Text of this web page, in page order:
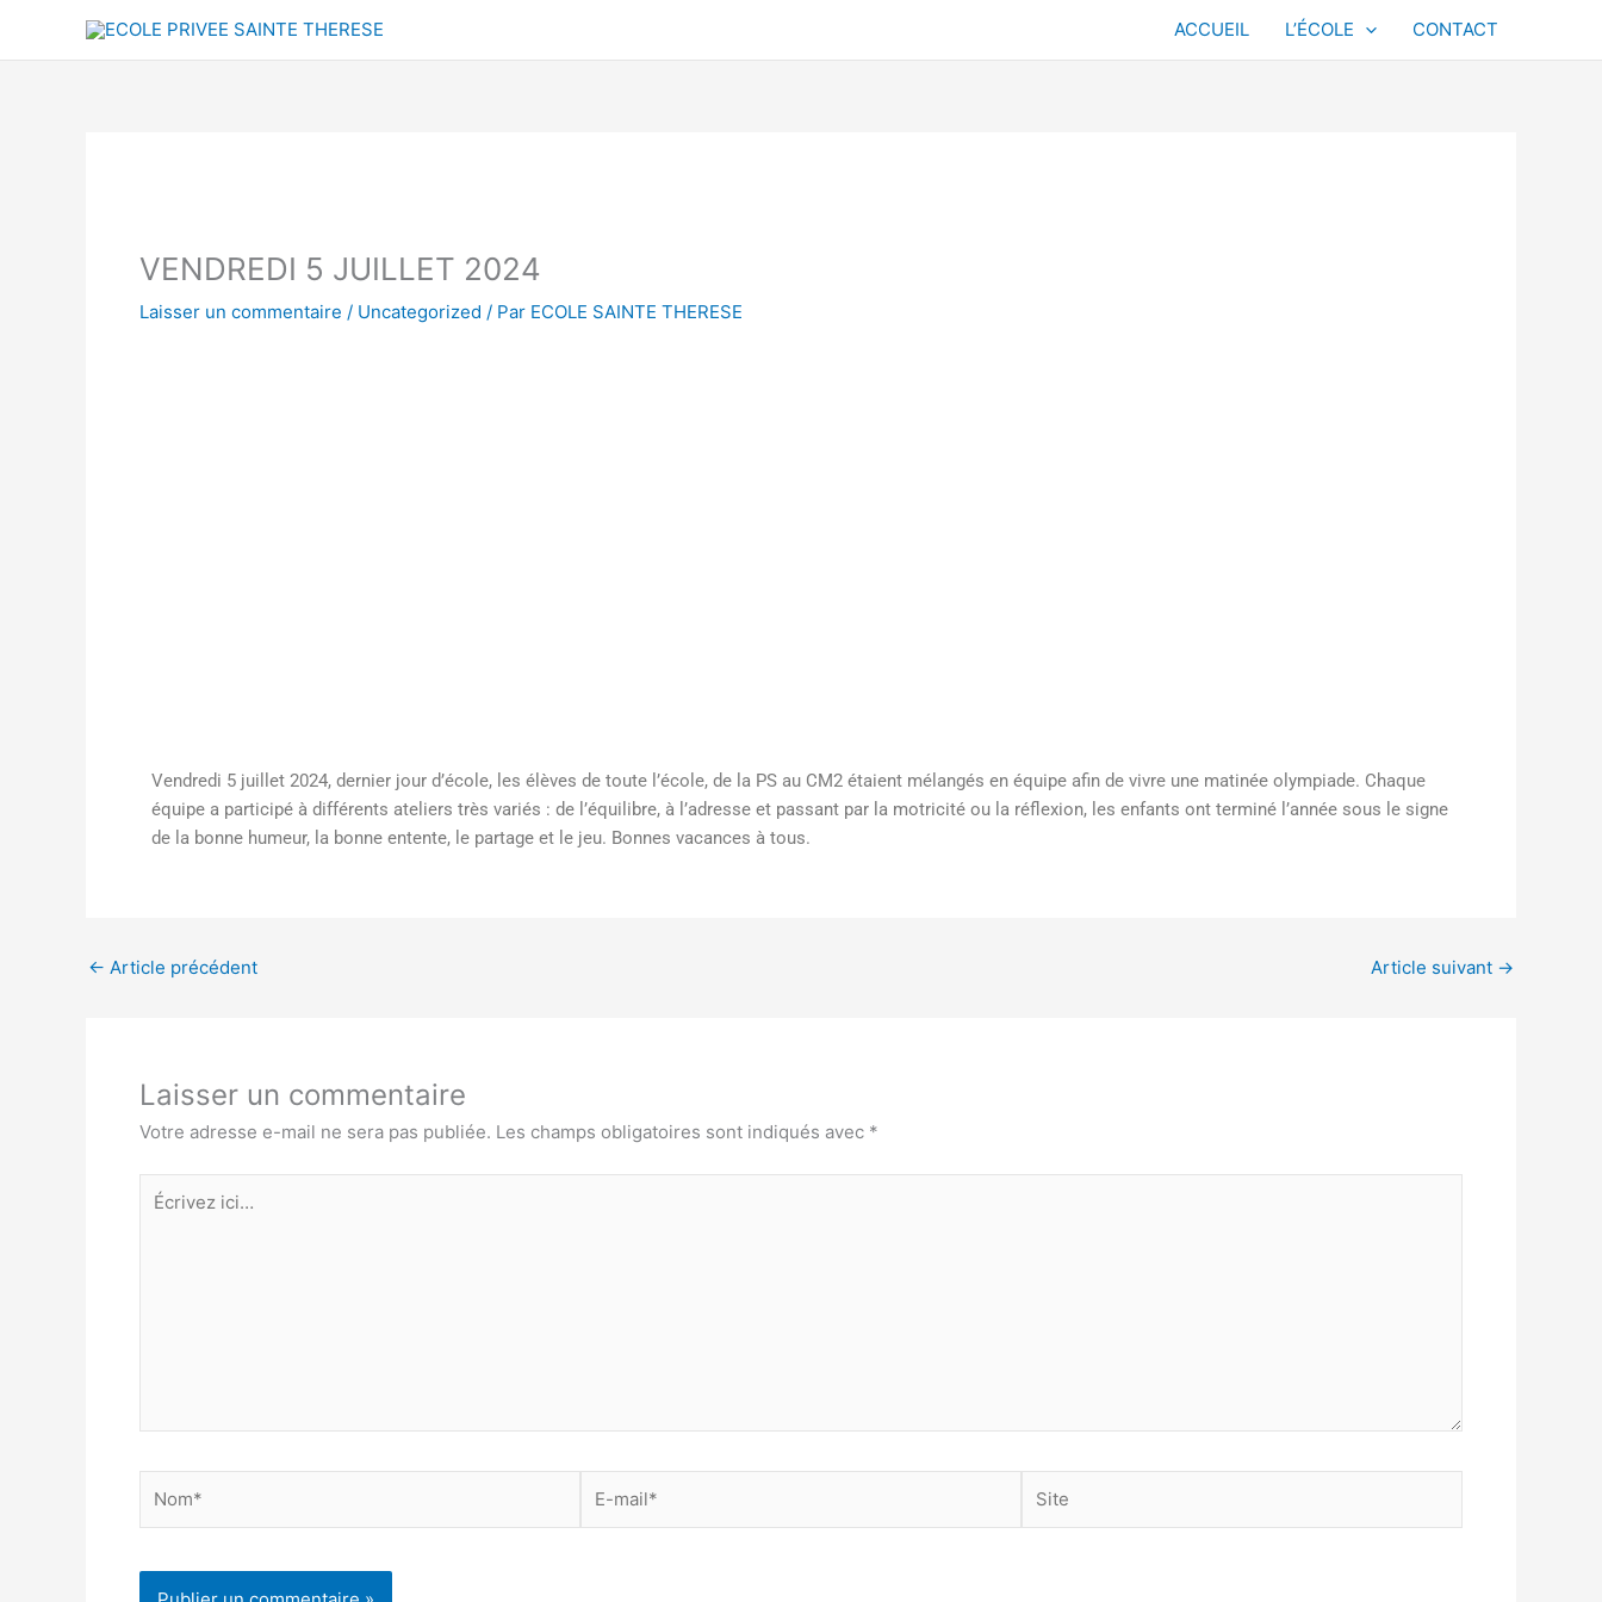
ACCUEIL L’ÉCOLE CONTACT
VENDREDI 5 JUILLET 2024
Laisser un commentaire / Uncategorized / Par ECOLE SAINTE THERESE
Vendredi 5 juillet 2024, dernier jour d’école, les élèves de toute l’école, de la PS au CM2 étaient mélangés en équipe afin de vivre une matinée olympiade. Chaque
équipe a participé à différents ateliers très variés : de l’équilibre, à l’adresse et passant par la motricité ou la réflexion, les enfants ont terminé l’année sous le signe
de la bonne humeur, la bonne entente, le partage et le jeu. Bonnes vacances à tous.
← Article précédent Article suivant →
Laisser un commentaire
Votre adresse e-mail ne sera pas publiée. Les champs obligatoires sont indiqués avec *
Écrivez
ici…
mail*